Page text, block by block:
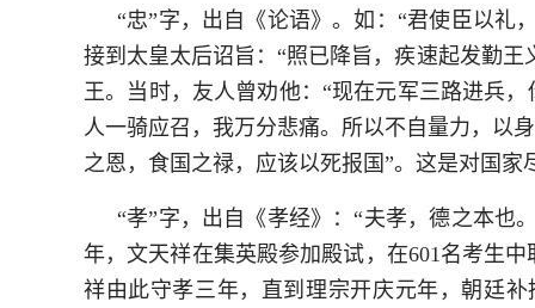
“忠”字，出自《论语》。如：“君使臣以礼
接到太皇太后诏旨：“照已降旨，疾速起发勤
王。当时，友人曾劝他：“现在元军三路进兵
人一骑应召，我万分悲痛。所以不自量力，以
之恩，食国之禄，应该以死报国”。这是对国家
“孝”字，出自《孝经》：“夫孝，德之本也
年，文天祥在集英殿参加殿试，在601名考生
祥由此守孝三年，直到理宗开庆元年，朝廷